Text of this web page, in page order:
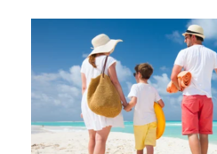
tradicional ainda
melhora a comunicação […]